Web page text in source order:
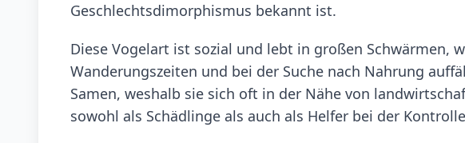
Geschlechtsdimorphismus bekannt ist.
Diese Vogelart ist sozial und lebt in großen Schwärmen,
Wanderungszeiten und bei der Suche nach Nahrung
Samen, weshalb sie sich oft in der Nähe von
sowohl als Schädlinge als auch als Helfer bei der